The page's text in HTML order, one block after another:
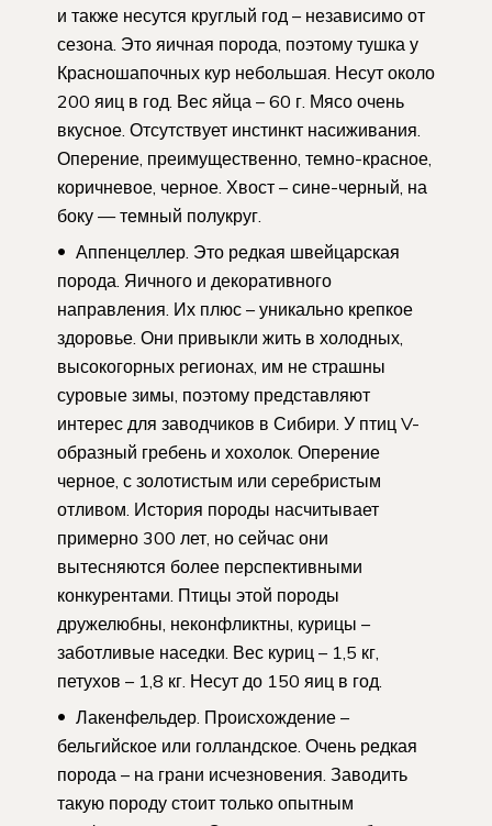
и также несутся круглый год – независимо от
сезона. Это яичная порода, поэтому тушка у
Красношапочных кур небольшая. Несут около
200 яиц в год. Вес яйца – 60 г. Мясо очень
вкусное. Отсутствует инстинкт насиживания.
Оперение, преимущественно, темно-красное,
коричневое, черное. Хвост – сине-черный, на
боку — темный полукруг.
Аппенцеллер. Это редкая швейцарская
порода. Яичного и декоративного
направления. Их плюс – уникально крепкое
здоровье. Они привыкли жить в холодных,
высокогорных регионах, им не страшны
суровые зимы, поэтому представляют
интерес для заводчиков в Сибири. У птиц V-
образный гребень и хохолок. Оперение
черное, с золотистым или серебристым
отливом. История породы насчитывает
примерно 300 лет, но сейчас они
вытесняются более перспективными
конкурентами. Птицы этой породы
дружелюбны, неконфликтны, курицы –
заботливые наседки. Вес куриц – 1,5 кг,
петухов – 1,8 кг. Несут до 150 яиц в год.
Лакенфельдер. Происхождение –
бельгийское или голландское. Очень редкая
порода – на грани исчезновения. Заводить
такую породу стоит только опытным